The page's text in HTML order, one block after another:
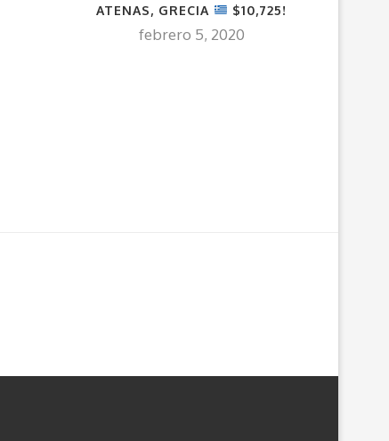
ATENAS, GRECIA
$10,725!
febrero 5, 2020